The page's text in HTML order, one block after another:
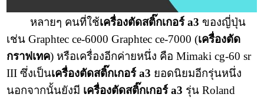
หลายๆ คนที่ใช้เครื่องตัดสติ๊กเกอร์ a3ของญี่ปุ่น
เช่นGraphtec ce-6000 Graphtec ce-7000 (เครื่องตัด
กราฟเทค) หรือเครื่องอีกค่ายหนึ่ง คือ Mimaki cg-60 sr
III ซึ่งเป็นเครื่องตัดสติ๊กเกอร์ a3 ยอดนิยมอีกรุ่นหนึ่ง
นอกจากนั้นยังมี เครื่องตัดสติ๊กเกอร์ a3 รุ่น Roland